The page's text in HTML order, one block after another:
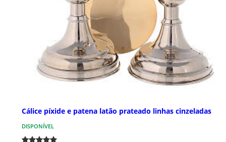
Cálice píxide e patena latão prateado linhas cinzeladas
DISPONÍVEL